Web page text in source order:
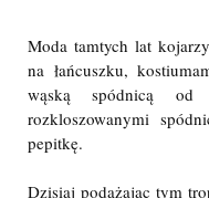
Moda tamtych lat
na łańcuszku,
wąską spódnicą od
rozkloszowanymi
pepitkę.
Dzisiaj podążając tym